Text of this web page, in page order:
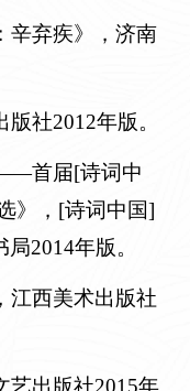
辛弃疾》，济南
版社2012年版。
首届[诗词中
》，[诗词中国]
2014年版。
江西美术出版社
艺出版社2015年